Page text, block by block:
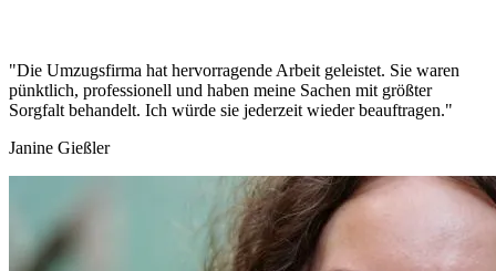
"Die Umzugsfirma hat hervorragende Arbeit geleistet. Sie waren
pünktlich, professionell und haben meine Sachen mit größter
Sorgfalt behandelt. Ich würde sie jederzeit wieder beauftragen."
Janine Gießler